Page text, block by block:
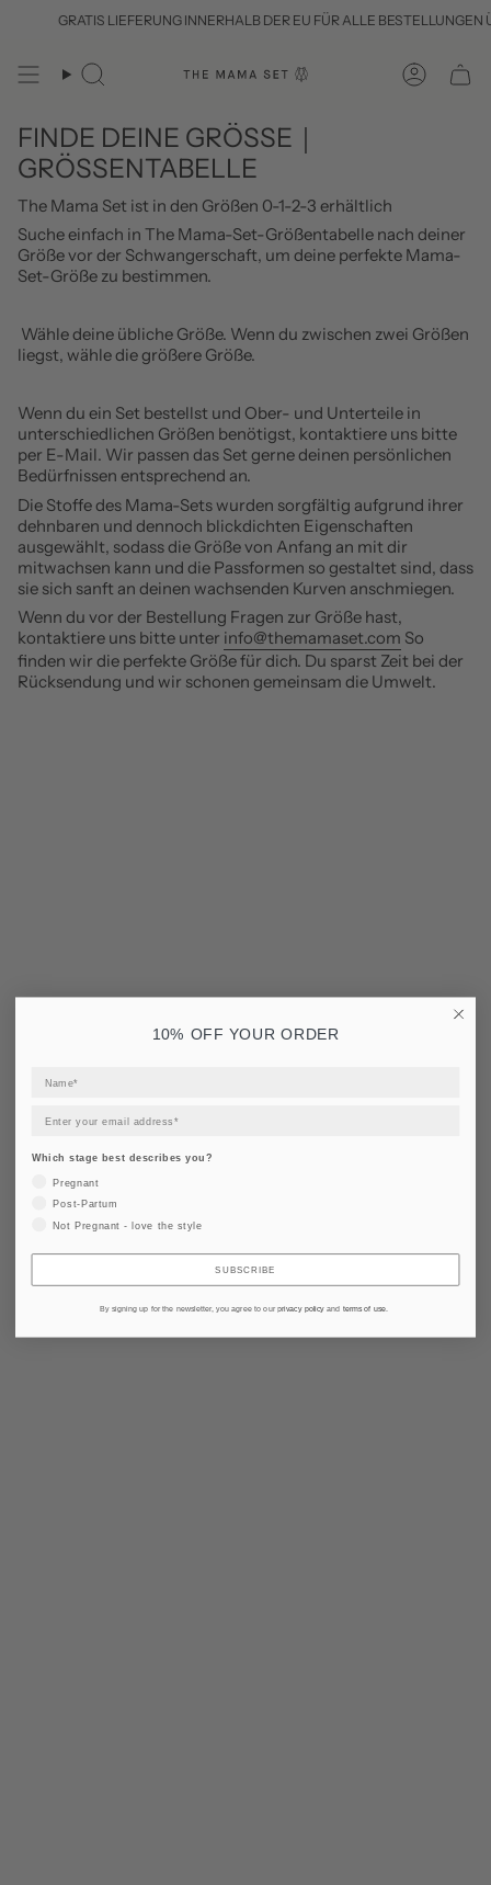
GRATIS LIEFERUNG INNERHALB DER EU FÜR ALLE BESTELLUNGEN
Suche Konto
FINDE DEINE GRÖSSE｜
GRÖSSENTABELLE
The Mama Set ist in den Größen 0-1-2-3 erhältlich
Suche einfach in The Mama-Set-Größentabelle nach deiner
Größe vor der Schwangerschaft, um deine perfekte Mama-
Set-Größe zu bestimmen.
Wähle deine übliche Größe. Wenn du zwischen zwei Größen
liegst, wähle die größere Größe.
Wenn du ein Set bestellst und Ober- und Unterteile in
unterschiedlichen Größen benötigst, kontaktiere uns bitte
per E-Mail. Wir passen das Set gerne deinen persönlichen
Bedürfnissen entsprechend an.
Die Stoffe des Mama-Sets wurden sorgfältig aufgrund ihrer
dehnbaren und dennoch blickdichten Eigenschaften
ausgewählt, sodass die Größe von Anfang an mit dir
mitwachsen kann und die Passformen so gestaltet sind, dass
sie sich sanft an deinen wachsenden Kurven anschmiegen.
Wenn du vor der Bestellung Fragen zur Größe hast,
kontaktiere uns bitte unter info@themamaset.com So
finden wir die perfekte Größe für dich. Du sparst Zeit bei der
Rücksendung und wir schonen gemeinsam die Umwelt.
10% OFF YOUR ORDER
Which stage best describes you?
Pregnant
Post-Partum
Not Pregnant - love the style
SUBSCRIBE
By signing up for the newsletter, you agree to ourprivacy policyand terms of use